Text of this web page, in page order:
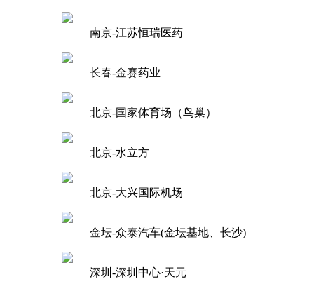
南京-江苏恒瑞医药
长春-金赛药业
北京-国家体育场（鸟巢）
北京-水立方
北京-大兴国际机场
金坛-众泰汽车(金坛基地、长沙)
深圳-深圳中心·天元